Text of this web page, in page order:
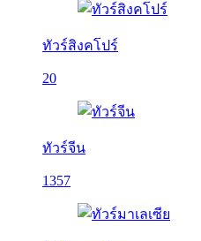
ทัวร์สิงคโปร์
20
ทัวร์จีน
1357